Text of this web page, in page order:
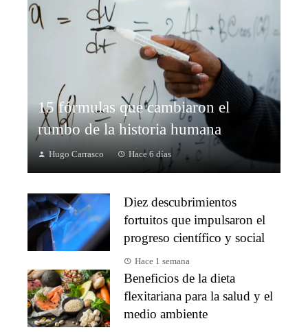
15 fórmulas que cambiaron el
rumbo de la historia humana
Hugo Carrasco Hace 6 días
Diez descubrimientos
fortuitos que impulsaron el
progreso científico y social
Hace 1 semana
Beneficios de la dieta
flexitariana para la salud y el
medio ambiente